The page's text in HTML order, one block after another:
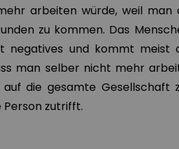
arbeiten würde, weil
zu kommen. Das
negatives und kommt meist
man selber nicht mehr
die gesamte Gesellschaft
Person zutrifft.